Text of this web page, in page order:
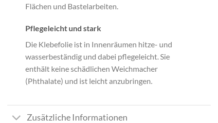
Flächen und Bastelarbeiten.
Pflegeleicht und stark
Die Klebefolie ist in Innenräumen hitze- und
wasserbeständig und dabei pflegeleicht. Sie
enthält keine schädlichen Weichmacher
(Phthalate) und ist leicht anzubringen.
Zusätzliche Informationen